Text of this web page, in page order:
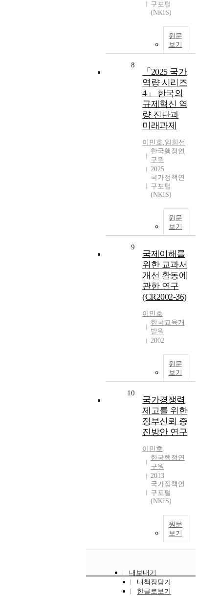
구포털
(NKIS)
원문
보기
8
「2025 국가
역량 시리즈
4」 한국의
규제혁신 역
량 진단과
미래과제
이민호,임희선
한국행정연
구원
2025
국가정책연
구포털
(NKIS)
원문
보기
9
국제이해를
위한 교과서
개선 활동에
관한 연구
(CR2002-36)
이민호
한국교육개
발원
2002
원문
보기
10
국가경쟁력
제고를 위한
정부신뢰 증
진방안 연구
이민호
한국행정연
구원
2013
국가정책연
구포털
(NKIS)
원문
보기
내보내기
내책장담기
한글로보기